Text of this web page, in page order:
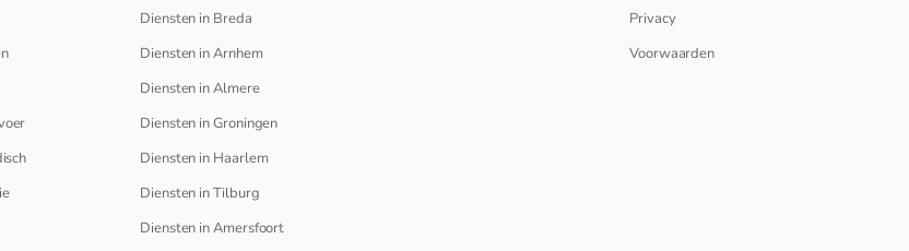
Diensten in Breda
Diensten in Arnhem
Diensten in Almere
Diensten in Groningen
Diensten in Haarlem
Diensten in Tilburg
Diensten in Amersfoort
Privacy
Voorwaarden